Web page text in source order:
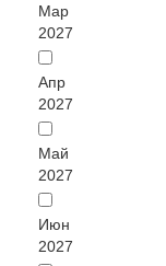
Мар
2027
Апр
2027
Май
2027
Июн
2027